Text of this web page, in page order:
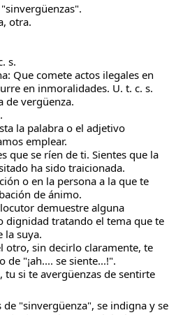
otra.
s.
Que comete actos ilegales en
en inmoralidades. U. t. c. s.
de vergüenza.
la palabra o el adjetivo
emplear.
que se ríen de ti. Sientes que la
ha sido traicionada.
o en la persona a la que te
de ánimo.
demuestre alguna
dignidad tratando el tema que te
la suya.
otro, sin decirlo claramente, te
"¡ah.... se siente...!".
tu si te avergüenzas de sentirte
"sinvergüenza", se indigna y se